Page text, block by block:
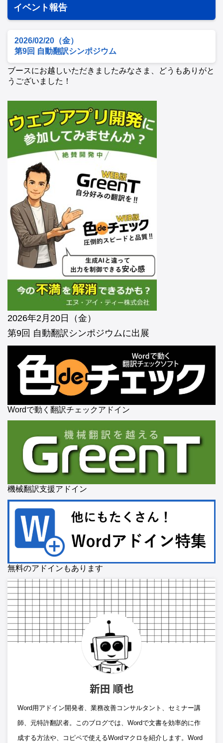
イベント報告
2026/02/20（金）
第9回 自動翻訳シンポジウム
ブースにお越しいただきましたみなさま、どうもありがと
うございました！
2026年2月20日（金）
第9回 自動翻訳シンポジウムに出展
Wordで動く翻訳チェックアドイン
機械翻訳支援アドイン
無料のアドインもあります
新田 順也
Word用アドイン開発者、業務改善コンサルタント、セミナー講
師、元特許翻訳者。このブログでは、Wordで文書を効率的に作
成する方法や、コピペで使えるWordマクロを紹介します。Word